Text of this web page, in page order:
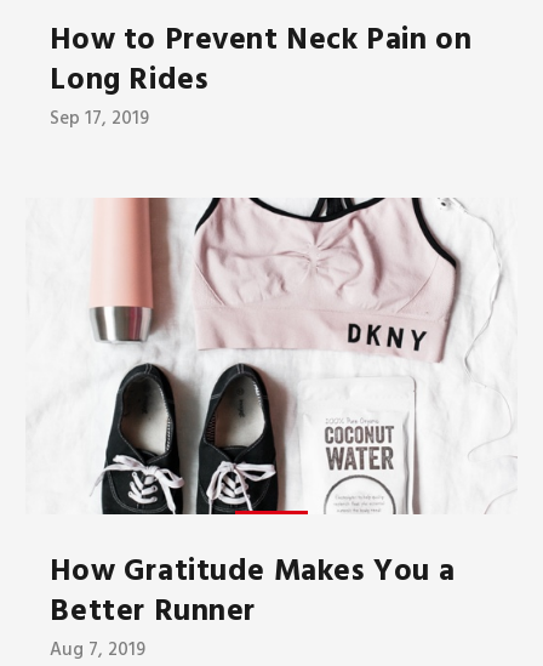
How to Prevent Neck Pain on
Long Rides
Sep 17, 2019
How Gratitude Makes You a
Better Runner
Aug 7, 2019